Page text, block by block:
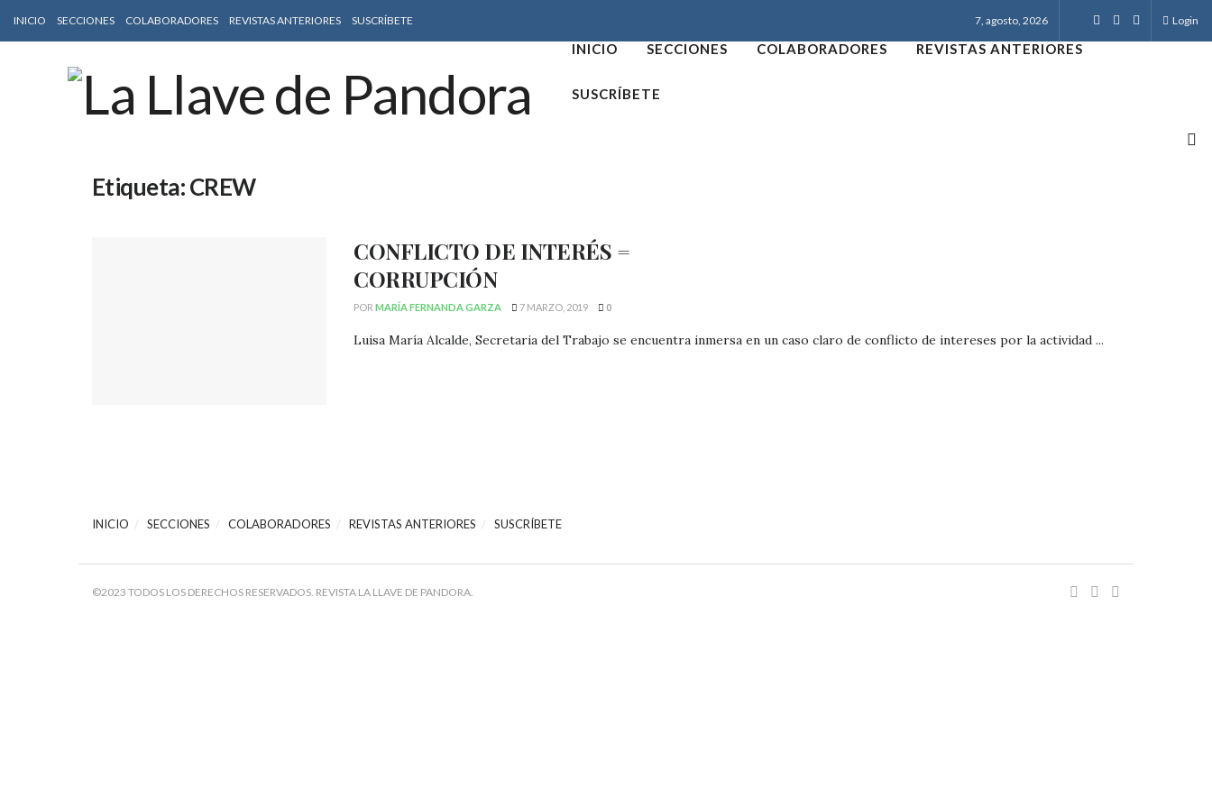
INICIO SECCIONES COLABORADORES REVISTAS ANTERIORES SUSCRÍBETE 7, agosto, 2026 Login
INICIO SECCIONES COLABORADORES REVISTAS ANTERIORES
SUSCRÍBETE
Etiqueta:CREW
CONFLICTO DE INTERÉS =
CORRUPCIÓN
POR MARÍA FERNANDA GARZA 7 MARZO, 2019 0
Luisa María Alcalde, Secretaria del Trabajo se encuentra inmersa en un caso claro de conflicto de intereses por la actividad ...
INICIO SECCIONES COLABORADORES REVISTAS ANTERIORES SUSCRÍBETE
©2023 TODOS LOS DERECHOS RESERVADOS. REVISTA LA LLAVE DE PANDORA.